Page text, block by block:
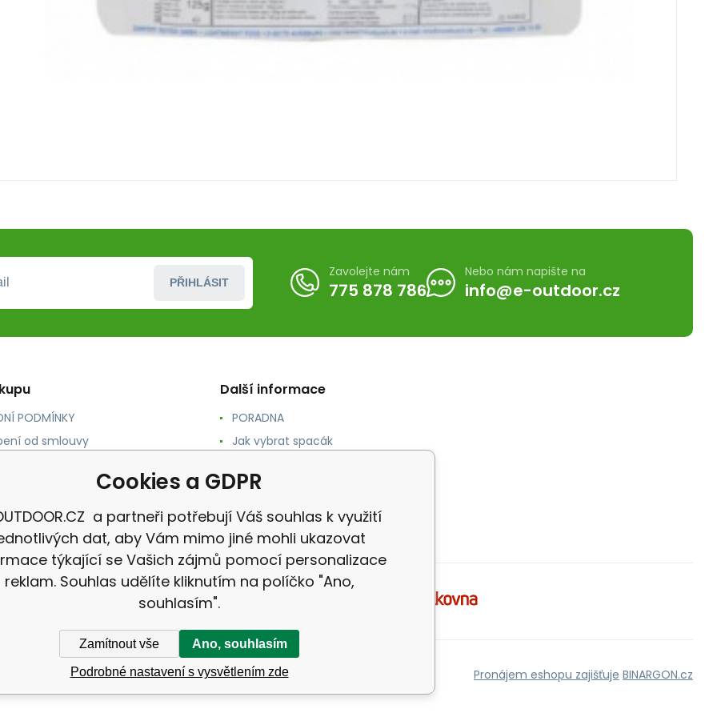
PŘIHLÁSIT
Zavolejte nám
775 878 786
Nebo nám napište na
info@e-outdoor.cz
PODMÍNKY
od smlouvy
osobních údajů
Další informace
PORADNA
Jak vybrat spacák
Jak vybrat karimatku
Reklamace
| Mapa stránek Pronájem eshopu zajišťuje BINARGON.cz
Cookies a GDPR
a partneři potřebují Váš souhlas k využití
dat, aby Vám mimo jiné mohli ukazovat
týkající se Vašich zájmů pomocí personalizace
reklam. Souhlas udělíte kliknutím na políčko "Ano,
souhlasím".
Zamítnout vše Ano, souhlasím
Podrobné nastavení s vysvětlením zde